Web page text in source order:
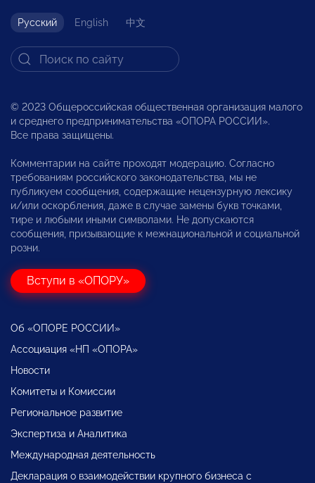
Русский English 中文
© 2023 Общероссийская общественная организация малого
и среднего предпринимательства «ОПОРА РОССИИ».
Все права защищены.
Комментарии на сайте проходят модерацию. Согласно
требованиям российского законодательства, мы не
публикуем сообщения, содержащие нецензурную лексику
и/или оскорбления, даже в случае замены букв точками,
тире и любыми иными символами. Не допускаются
сообщения, призывающие к межнациональной и социальной
розни.
Вступи в «ОПОРУ»
Об «ОПОРЕ РОССИИ»
Ассоциация «НП «ОПОРА»
Новости
Комитеты и Комиссии
Региональное развитие
Экспертиза и Аналитика
Международная деятельность
Декларация о взаимодействии крупного бизнеса с